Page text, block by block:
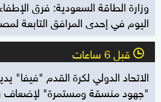
وزارة الطاقة السعودية: فرق
اليوم في إحدى المرافق التابعة
l قبل 6 ساعات
الاتحاد الدولي لكرة القدم "فيفا"
"جهود منسقة ومستمرة" لإضعاف